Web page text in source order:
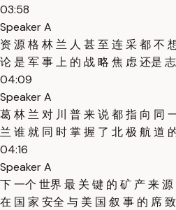
03:58
Speaker A
资 源 格 林 兰 人 甚 至 连 采 都 不
论 是 军 事 上 的 战 略 焦 虑 还是
04:09
Speaker A
葛 林 兰 对 川 普 来 说 都 指 向 同
兰 谁 就 同 时 掌 握 了 北 极 航 道
04:16
Speaker A
下 一个 世界 最 关 键 的 矿 产 来
在 国 家 安全 与 美 国 叙 事 的 席